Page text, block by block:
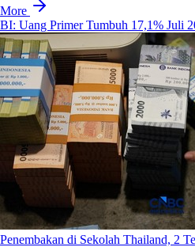
More
BI: Uang Primer Tumbuh 17,1% Juli
Penembakan di Sekolah Thailand, 2